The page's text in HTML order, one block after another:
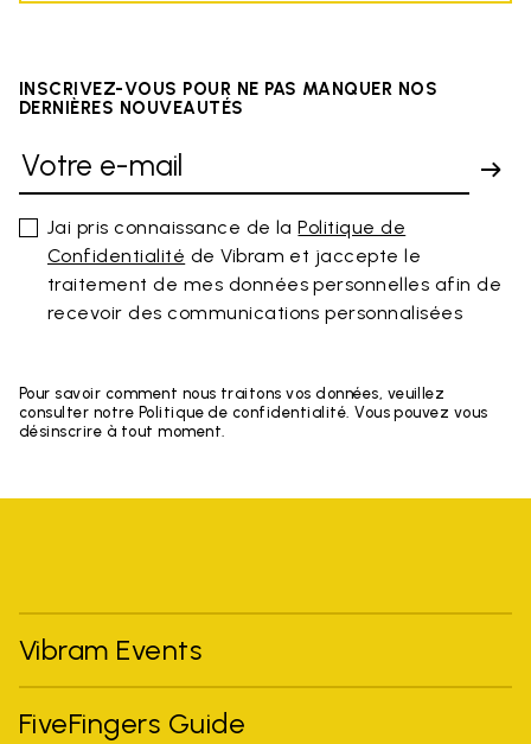
INSCRIVEZ-VOUS POUR NE PAS MANQUER NOS
DERNIÈRES NOUVEAUTÉS
Jai pris connaissance de laPolitique de
Confidentialité de Vibram et jaccepte le
traitement de mes données personnelles afin de
recevoir des communications personnalisées
Pour savoir comment nous traitons vos données, veuillez
consulter notre Politique de confidentialité. Vous pouvez vous
désinscrire à tout moment.
Vibram Events
FiveFingers Guide